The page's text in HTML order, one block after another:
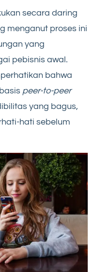
secara daring
menganut proses ini
yang
pebisnis awal.
bahwa
peer-to-peer
yang bagus,
hati sebelum